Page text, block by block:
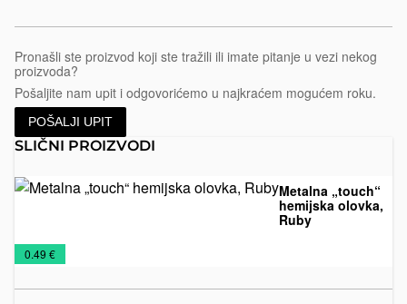
Pronašli ste proizvod koji ste tražili ili imate pitanje u vezi nekog
proizvoda?
Pošaljite nam upit i odgovorićemo u najkraćem mogućem roku.
POŠALJI UPIT
SLIČNI PROIZVODI
Metalna „touch“
hemijska olovka,
Ruby
Metalne
olovke
Olovke
0.49 €